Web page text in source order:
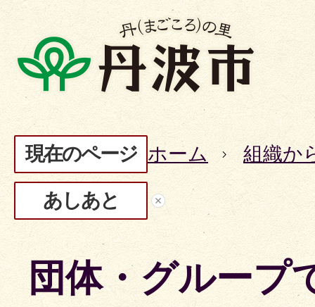
現在のページ ホーム 組織か
あしあと
団体・グループ